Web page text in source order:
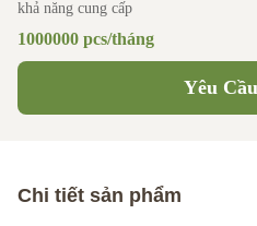
khả năng cung cấp
1000000 pcs/tháng
Yêu
Chi tiết sản phẩm